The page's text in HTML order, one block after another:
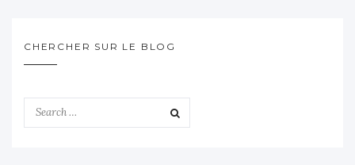
CHERCHER SUR LE BLOG